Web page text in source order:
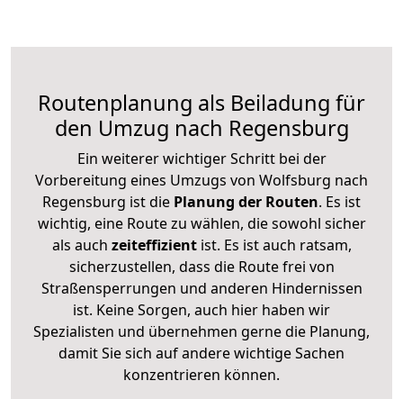
Routenplanung als Beiladung für
den Umzug nach Regensburg
Ein weiterer wichtiger Schritt bei der
Vorbereitung eines Umzugs von Wolfsburg nach
Regensburg ist die Planung der Routen. Es ist
wichtig, eine Route zu wählen, die sowohl sicher
als auch zeiteffizientist. Es ist auch ratsam,
sicherzustellen, dass die Route frei von
Straßensperrungen und anderen Hindernissen
ist. Keine Sorgen, auch hier haben wir
Spezialisten und übernehmen gerne die Planung,
damit Sie sich auf andere wichtige Sachen
konzentrieren können.